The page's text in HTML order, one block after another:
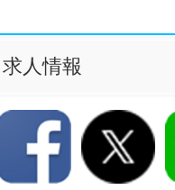
求人情報